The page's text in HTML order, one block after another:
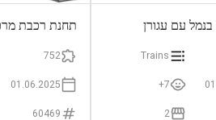
עם עגורן
Trains
7+
2
תחנת רכבת
752
01.06.2025
60469